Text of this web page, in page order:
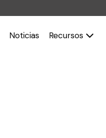
Noticias Recursos